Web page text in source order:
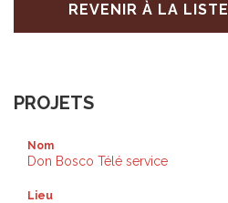
REVENIR À LA LISTE
PROJETS
Nom
Don Bosco Télé service
Lieu